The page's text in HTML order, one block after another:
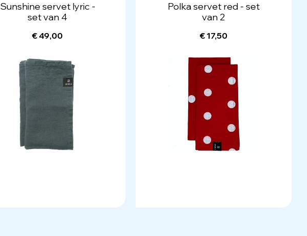
Sunshine servet lyric -
set van 4
€ 49,00
Polka servet red - set
van 2
€ 17,50